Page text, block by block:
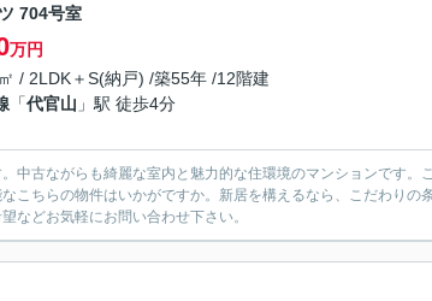
704号室
万円
/ 2LDK＋S(納戸) /築55年 /12階建
「代官山 」駅 徒歩4分
中古ながらも綺麗な室内と魅力的な住環境のマンションです。
こちらの物件はいかがですか。新居を構えるなら、こだわりの
などお気軽にお問い合わせ下さい。